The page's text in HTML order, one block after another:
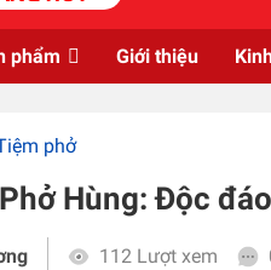
phẩm Giới thiệu
phở
Hùng: Độc
112 Lượt xem